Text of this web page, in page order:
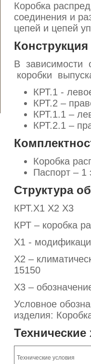
Коробка
соединения и
цепей и цепей
Конструкция
В зависимости
коробки
КРТ.1 -
КРТ.2 –
КРТ.1.1 –
КРТ.2.1 –
Коробка
Паспорт – 1
Структура
КРТ.Х1 Х2 Х3
КРТ – коробка
Х1 -
Х2 –
15150
Х3 –
Условное
изделия:
Технические
Технические условия